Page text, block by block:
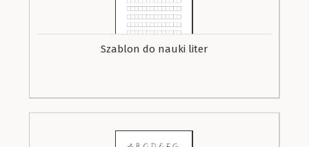
Szablon do nauki liter